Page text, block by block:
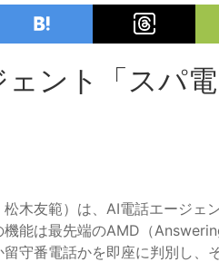
ント「スパ
木友範）は、AI電話エージェ
機能は最先端のAMD（
守番電話かを即座に判別し、